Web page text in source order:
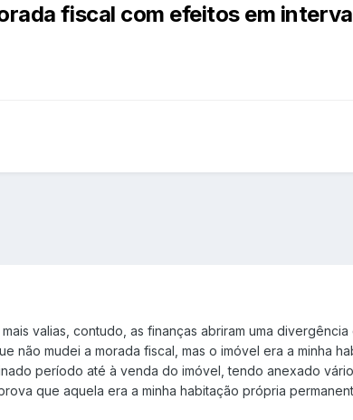
fiscal com efeitos em
valias, contudo, as finanças abriram uma
não mudei a morada fiscal, mas o imóvel era a minha
período até à venda do imóvel, tendo anexado
que aquela era a minha habitação própria